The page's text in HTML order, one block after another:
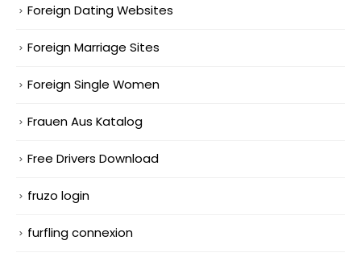
Foreign Dating Websites
Foreign Marriage Sites
Foreign Single Women
Frauen Aus Katalog
Free Drivers Download
fruzo login
furfling connexion